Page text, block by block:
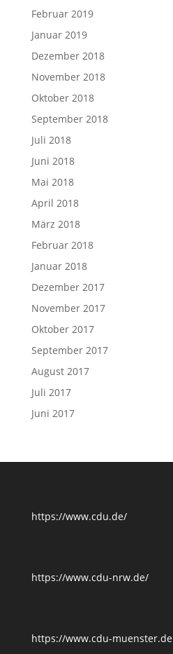
Februar 2019
Januar 2019
Dezember 2018
November 2018
Oktober 2018
September 2018
Juli 2018
Juni 2018
Mai 2018
April 2018
März 2018
Februar 2018
Januar 2018
Dezember 2017
November 2017
Oktober 2017
September 2017
August 2017
Juli 2017
Juni 2017
https://www.cdu.de/
https://www.cdu-nrw.de/
https://www.cdu-muenster.de